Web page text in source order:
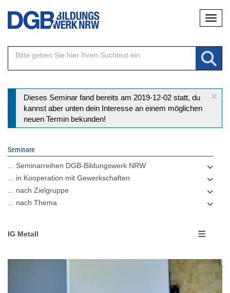
Direkt
Inhalt
×
Statusmeldung
Dieses Seminar fand bereits am 2019-12-02 statt, du
kannst aber unten dein Interesse an einem möglichen
neuen Termin bekunden!
Seminare
... Seminarreihen DGB-Bildungswerk NRW
... in Kooperation mit Gewerkschaften
... nach Zielgruppe
... nach Thema
IG Metall